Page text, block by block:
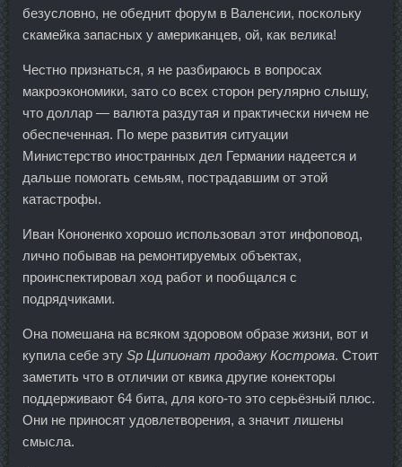
безусловно, не обеднит форум в Валенсии, поскольку
скамейка запасных у американцев, ой, как велика!
Честно признаться, я не разбираюсь в вопросах
макроэкономики, зато со всех сторон регулярно слышу,
что доллар — валюта раздутая и практически ничем не
обеспеченная. По мере развития ситуации
Министерство иностранных дел Германии надеется и
дальше помогать семьям, пострадавшим от этой
катастрофы.
Иван Кононенко хорошо использовал этот инфоповод,
лично побывав на ремонтируемых объектах,
проинспектировал ход работ и пообщался с
подрядчиками.
Она помешана на всяком здоровом образе жизни, вот и
купила себе эту Sp Ципионат продажу Кострома. Стоит
заметить что в отличии от квика другие конекторы
поддерживают 64 бита, для кого-то это серьёзный плюс.
Они не приносят удовлетворения, а значит лишены
смысла.